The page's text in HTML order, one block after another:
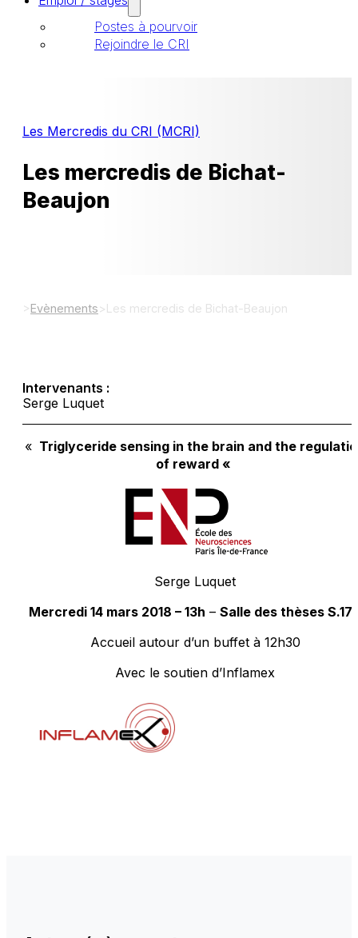
Postes à pourvoir
Rejoindre le CRI
Les Mercredis du CRI (MCRI)
Les mercredis de Bichat-
Beaujon
>Evènements>Les mercredis de Bichat-Beaujon
Intervenants :
Serge Luquet
« Triglyceride sensing in the brain and the
of reward «
Serge Luquet
Mercredi 14 mars 2018 – 13h – Salle des thèses
Accueil autour d’un buffet à 12h30
Avec le soutien d’Inflamex